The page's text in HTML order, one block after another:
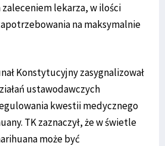
lekarza, w ilości
na maksymalnie
Konstytucyjny zasygnalizował
ustawodawczych
kwestii medycznego
TK zaznaczył, że w świetle
może być